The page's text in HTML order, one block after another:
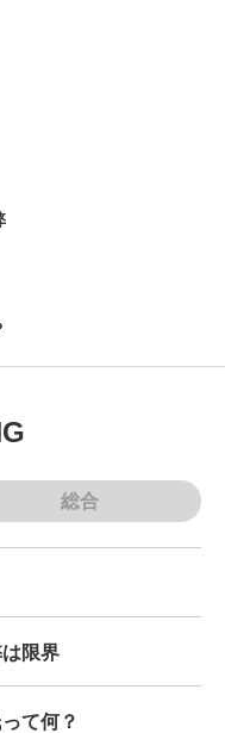
総合
限界
て何？